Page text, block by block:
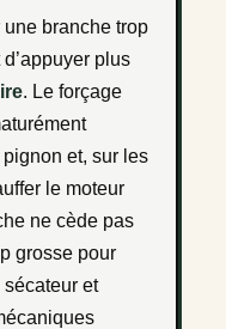
plus
. Le forçage
pignon et, sur les
le moteur
ne cède pas
grosse pour
et